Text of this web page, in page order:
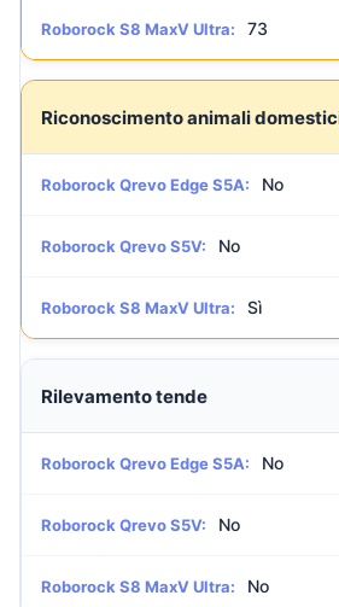
Roborock S8 MaxV Ultra: 73
Riconoscimento animali
Roborock Qrevo Edge S5A: No
Roborock Qrevo S5V: No
Roborock S8 MaxV Ultra: Sì
Rilevamento tende
Roborock Qrevo Edge S5A: No
Roborock Qrevo S5V: No
Roborock S8 MaxV Ultra: No